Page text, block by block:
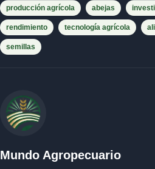
producción agrícola abejas
rendimiento tecnología agrícola
semillas
Mundo Agropecuario